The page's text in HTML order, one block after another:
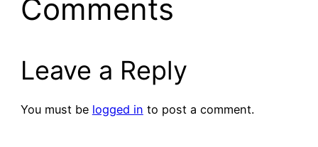
Comments
Leave a Reply
You must be logged in to post a comment.